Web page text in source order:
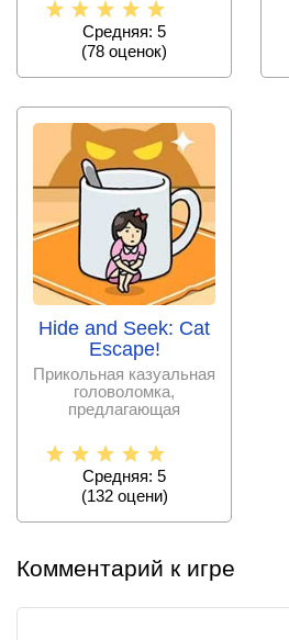
Средняя: 5
(78 оценок)
Hide and Seek: Cat
Escape!
Прикольная казуальная
головоломка,
предлагающая
маленькой
Средняя: 5
(132оцени)
Комментарий к игре